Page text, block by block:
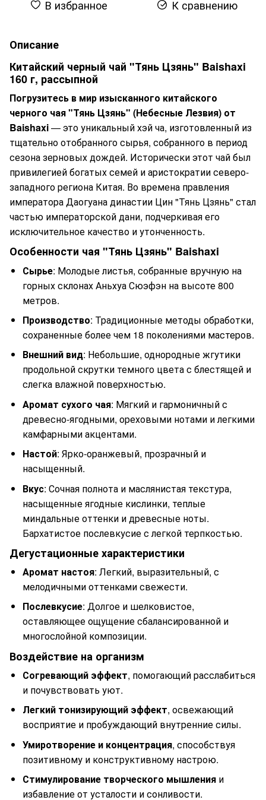
В избранное К сравнению
Описание
Китайский черный чай "Тянь Цзянь" Baishaxi
160 г, рассыпной
Погрузитесь в мир изысканного китайского
черного чая "Тянь Цзянь" (Небесные Лезвия) от
Baishaxi— это уникальный хэй ча, изготовленный из
тщательно отобранного сырья, собранного в период
сезона зерновых дождей. Исторически этот чай был
привилегией богатых семей и аристократии северо-
западного региона Китая. Во времена правления
императора Даогуана династии Цин "Тянь Цзянь" стал
частью императорской дани, подчеркивая его
исключительное качество и утонченность.
Особенности чая "Тянь Цзянь" Baishaxi
Сырье: Молодые листья, собранные вручную на
горных склонах Аньхуа Сюэфэн на высоте 800
метров.
Производство: Традиционные методы обработки,
сохраненные более чем 18 поколениями мастеров.
Внешний вид: Небольшие, однородные жгутики
продольной скрутки темного цвета с блестящей и
слегка влажной поверхностью.
Аромат сухого чая: Мягкий и гармоничный с
древесно-ягодными, ореховыми нотами и легкими
камфарными акцентами.
Настой: Ярко-оранжевый, прозрачный и
насыщенный.
Вкус: Сочная полнота и маслянистая текстура,
насыщенные ягодные кислинки, теплые
миндальные оттенки и древесные ноты.
Бархатистое послевкусие с легкой терпкостью.
Дегустационные характеристики
Аромат настоя: Легкий, выразительный, с
мелодичными оттенками свежести.
Послевкусие: Долгое и шелковистое,
оставляющее ощущение сбалансированной и
многослойной композиции.
Воздействие на организм
Согревающий эффект, помогающий расслабиться
и почувствовать уют.
Легкий тонизирующий эффект, освежающий
восприятие и пробуждающий внутренние силы.
Умиротворение и концентрация, способствуя
позитивному и конструктивному настрою.
Стимулирование творческого мышления и
избавление от усталости и сонливости.